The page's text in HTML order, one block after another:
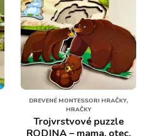
DREVENÉ MONTESSORI HRAČKY,
HRAČKY
Trojvrstvové puzzle